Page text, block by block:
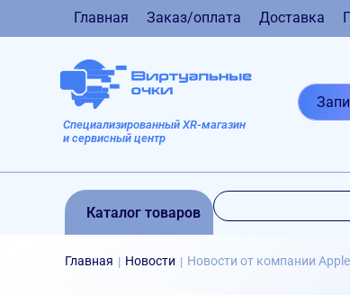
Главная Заказ/оплата Доставка
Специализированный XR-магазин
и сервисный центр
Каталог товаров
Главная | Новости | Новости от компании Apple